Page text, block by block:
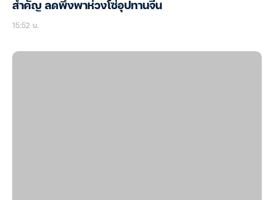
สำคัญ ลดพึ่งพาห่วงโซ่อุปทานจีน
15:52 น.